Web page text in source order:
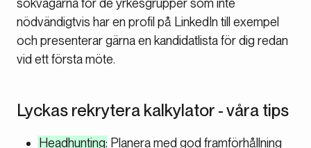
sökvägarna för de yrkesgrupper som inte
nödvändigtvis har en profil på LinkedIn till exempel
och presenterar gärna en kandidatlista för dig redan
vid ett första möte.
Lyckas rekrytera kalkylator - våra tips
Headhunting: Planera med god framförhållning